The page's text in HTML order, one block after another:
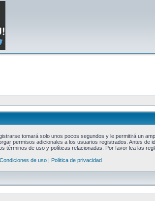
tomará solo unos pocos segundos y le permitirá un
permisos adicionales a los usuarios registrados. Antes de
términos de uso y políticas relacionadas. Por favor lea las
Condiciones de uso| Política de privacidad